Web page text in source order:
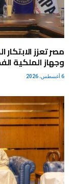
مصر تعزز
وجهاز الملكية
6 أغسطس، 2026